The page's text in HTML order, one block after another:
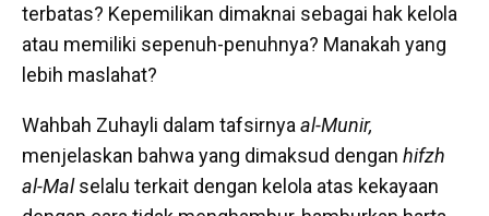
terbatas? Kepemilikan dimaknai sebagai hak kelola
atau memiliki sepenuh-penuhnya? Manakah yang
lebih maslahat?
Wahbah Zuhayli dalam tafsirnya al-Munir,
menjelaskan bahwa yang dimaksud dengan hifzh
al-Malselalu terkait dengan kelola atas kekayaan